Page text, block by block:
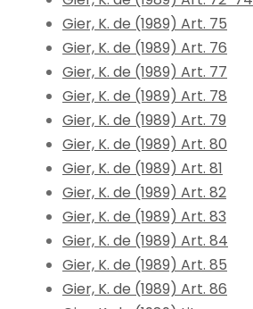
Gier, K. de (1989) Art. 75
Gier, K. de (1989) Art. 76
Gier, K. de (1989) Art. 77
Gier, K. de (1989) Art. 78
Gier, K. de (1989) Art. 79
Gier, K. de (1989) Art. 80
Gier, K. de (1989) Art. 81
Gier, K. de (1989) Art. 82
Gier, K. de (1989) Art. 83
Gier, K. de (1989) Art. 84
Gier, K. de (1989) Art. 85
Gier, K. de (1989) Art. 86